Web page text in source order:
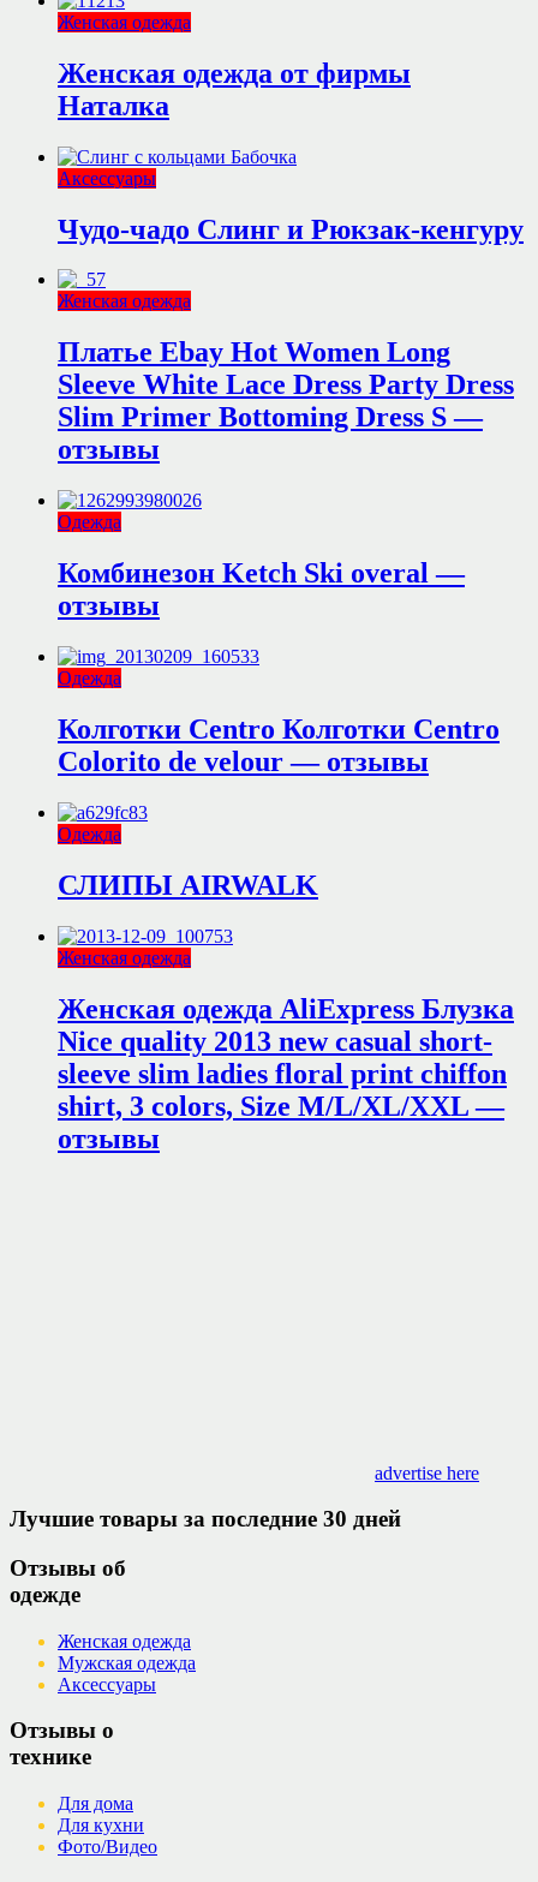
Женская одежда
Женская одежда от фирмы
Наталка
Аксессуары
Чудо-чадо Слинг и Рюкзак-кенгуру
Женская одежда
Платье Ebay Hot Women Long
Sleeve White Lace Dress Party Dress
Slim Primer Bottoming Dress S —
отзывы
Одежда
Комбинезон Ketch Ski overal —
отзывы
Одежда
Колготки Centro Колготки Centro
Colorito de velour — отзывы
Одежда
СЛИПЫ AIRWALK
Женская одежда
Женская одежда AliExpress Блузка
Nice quality 2013 new casual short-
sleeve slim ladies floral print chiffon
shirt, 3 colors, Size M/L/XL/XXL —
отзывы
advertise here
Лучшие товары за последние 30 дней
Отзывы об
одежде
Женская одежда
Мужская одежда
Аксессуары
Отзывы о
технике
Для дома
Для кухни
Фото/Видео